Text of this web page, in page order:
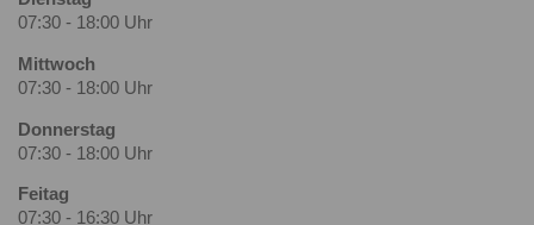
07:30 - 18:00 Uhr
Mittwoch
07:30 - 18:00 Uhr
Donnerstag
07:30 - 18:00 Uhr
Feitag
07:30 - 16:30 Uhr